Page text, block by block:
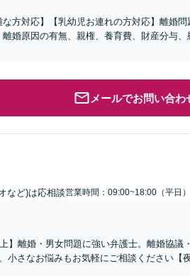
方対応】【乳幼児お連れの方対応】離婚
婚原因の有無、親権、養育費、財産分与、
メールでお問い合わ
など)は応相談営業時間：09:00~18:00（平日）
】離婚・男女問題に強い弁護士。離婚協議
さなお悩みもお気軽にご相談ください【